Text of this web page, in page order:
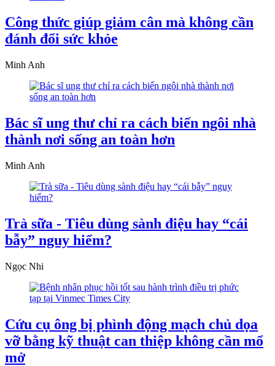
Công thức giúp giảm cân mà không cần
đánh đổi sức khỏe
Minh Anh
Bác sĩ ung thư chỉ ra cách biến ngôi nhà
thành nơi sống an toàn hơn
Minh Anh
Trà sữa - Tiêu dùng sành điệu hay “cái
bẫy” nguy hiểm?
Ngọc Nhi
Cứu cụ ông bị phình động mạch chủ dọa
vỡ bằng kỹ thuật can thiệp không cần mổ
mở